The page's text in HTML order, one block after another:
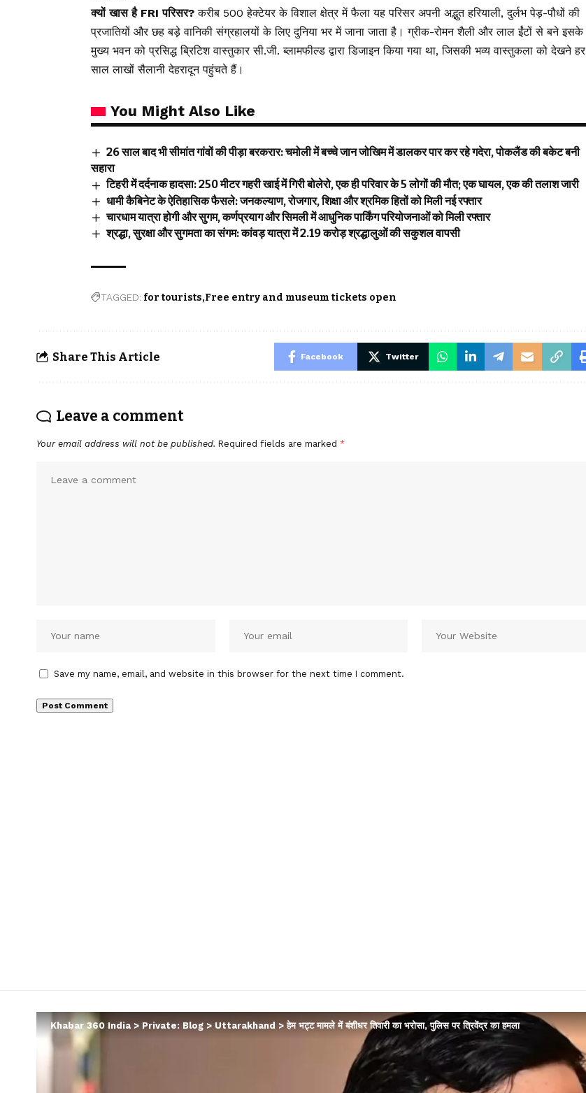
क्यों खास है FRI परिसर? करीब 500 हेक्टेयर के विशाल क्षेत्र में फैला यह परिसर अपनी अद्भुत हरियाली, दुर्लभ पेड़-पौधों की
प्रजातियों और छह बड़े वानिकी संग्रहालयों के लिए दुनिया भर में जाना जाता है। ग्रीक-रोमन शैली और लाल ईंटों से बने इसके
मुख्य भवन को प्रसिद्ध ब्रिटिश वास्तुकार सी.जी. ब्लामफील्ड द्वारा डिजाइन किया गया था, जिसकी भव्य वास्तुकला को देखने हर
साल लाखों सैलानी देहरादून पहुंचते हैं।
You Might Also Like
26 साल बाद भी सीमांत गांवों की पीड़ा बरकरार: चमोली में बच्चे जान जोखिम में डालकर पार कर रहे गदेरा, पोकलैंड की बकेट बनी
सहारा
टिहरी में दर्दनाक हादसा: 250 मीटर गहरी खाई में गिरी बोलेरो, एक ही परिवार के 5 लोगों की मौत; एक घायल, एक की तलाश जारी
धामी कैबिनेट के ऐतिहासिक फैसले: जनकल्याण, रोजगार, शिक्षा और श्रमिक हितों को मिली नई रफ्तार
चारधाम यात्रा होगी और सुगम, कर्णप्रयाग और सिमली में आधुनिक पार्किंग परियोजनाओं को मिली रफ्तार
श्रद्धा, सुरक्षा और सुगमता का संगम: कांवड़ यात्रा में 2.19 करोड़ श्रद्धालुओं की सकुशल वापसी
TAGGED: for tourists Free entry and museum tickets open
Share This Article Facebook Twitter
Leave a comment
Your email address will not be published. Required fields are marked *
Save my name, email, and website in this browser for the next time I comment.
Khabar 360 India > Private: Blog > Uttarakhand >हेम भट्ट मामले में बंशीधर तिवारी का भरोसा, पुलिस पर त्रिवेंद्र का हमला